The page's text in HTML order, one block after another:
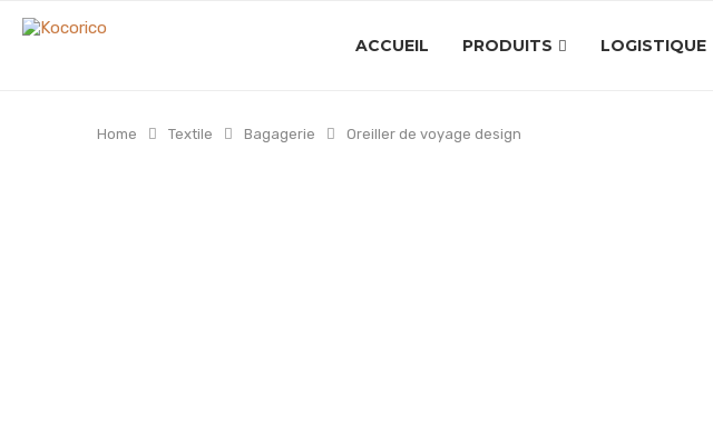
ACCUEIL PRODUITS LOGISTIQUE
Home Textile Bagagerie Oreiller de voyage design